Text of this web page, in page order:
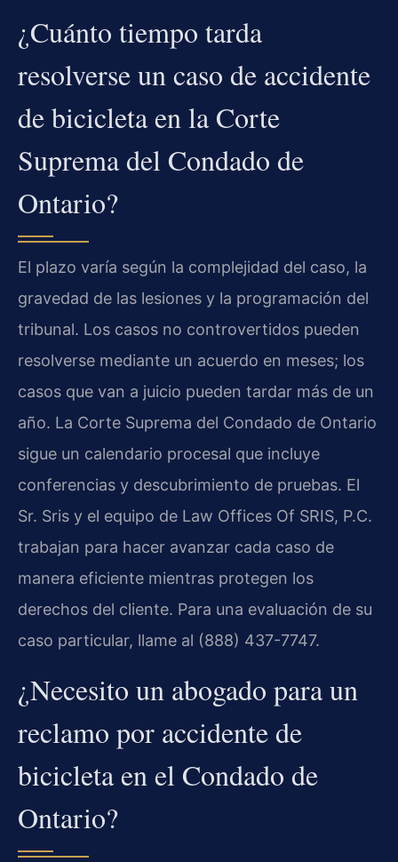
¿Cuánto tiempo tarda
resolverse un caso de accidente
de bicicleta en la Corte
Suprema del Condado de
Ontario?
El plazo varía según la complejidad del caso, la
gravedad de las lesiones y la programación del
tribunal. Los casos no controvertidos pueden
resolverse mediante un acuerdo en meses; los
casos que van a juicio pueden tardar más de un
año. La Corte Suprema del Condado de Ontario
sigue un calendario procesal que incluye
conferencias y descubrimiento de pruebas. El
Sr. Sris y el equipo de Law Offices Of SRIS, P.C.
trabajan para hacer avanzar cada caso de
manera eficiente mientras protegen los
derechos del cliente. Para una evaluación de su
caso particular, llame al (888) 437-7747.
¿Necesito un abogado para un
reclamo por accidente de
bicicleta en el Condado de
Ontario?